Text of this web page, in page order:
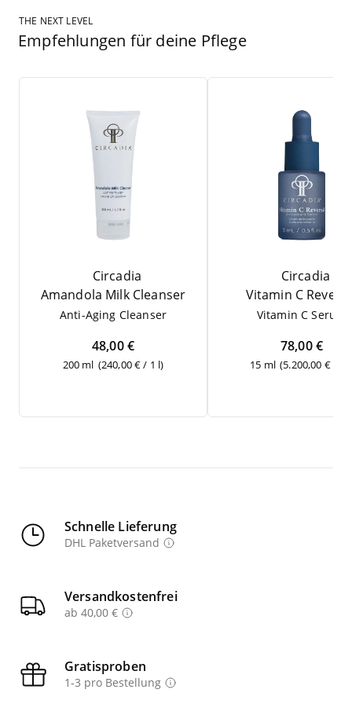
THE NEXT LEVEL
Empfehlungen für deine Pflege
Circadia
Aman­do­la Milk Cleanser
Anti-Aging Cle­an­ser
48,00 €
200 ml (240,00 € / 1 l)
Circadia
Vit­amin C
Vit­amin C Serum
78,00 €
15 ml (5.200,00 € / 1
Schnelle Lieferung
DHL Paketversand
Versandkostenfrei
ab 40,00 €
Gratisproben
1-3 pro Bestellung